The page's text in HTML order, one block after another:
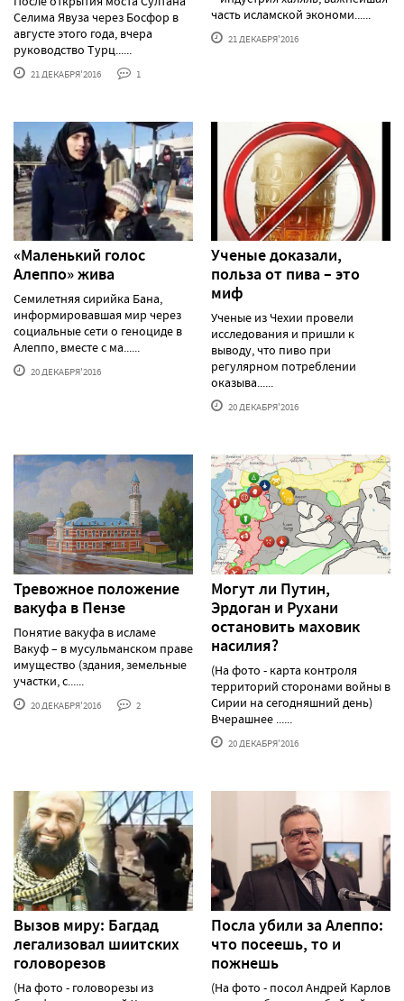
Селима Явуза через Босфор в
августе этого года, вчера
руководство Турц......
21 ДЕКАБРЯ'2016 1
часть исламской экономи......
21 ДЕКАБРЯ'2016
«Маленький голос
Алеппо» жива
Семилетняя сирийка Бана,
информировавшая мир через
социальные сети о геноциде в
Алеппо, вместе с ма......
20 ДЕКАБРЯ'2016
Ученые доказали,
польза от пива – это
миф
Ученые из Чехии провели
исследования и пришли к
выводу, что пиво при
регулярном потреблении
оказыва......
20 ДЕКАБРЯ'2016
Тревожное положение
вакуфа в Пензе
Понятие вакуфа в исламе
Вакуф – в мусульманском праве
имущество (здания, земельные
участки, с......
20 ДЕКАБРЯ'2016 2
Могут ли Путин,
Эрдоган и Рухани
остановить маховик
насилия?
(На фото - карта контроля
территорий сторонами войны в
Сирии на сегодняшний день)
Вчерашнее ......
20 ДЕКАБРЯ'2016
Вызов миру: Багдад
легализовал шиитских
головорезов
(На фото - головорезы из
Посла убили за Алеппо:
что посеешь, то и
пожнешь
(На фото - посол Андрей Карлов